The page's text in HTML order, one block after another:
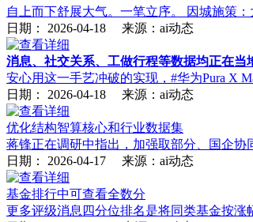
自上而下舒展大气。一笔立序。 因城施策
日期： 2026-04-18 来源：ai动态
消息、社交关系、工做行程等数据均正在当
安心用这一手艺冲破的实现，#华为Pura X
日期： 2026-04-18 来源：ai动态
优化结构智算核心和行业数据集
蒋锋正在调研中指出，加强取部分、国企
日期： 2026-04-17 来源：ai动态
基金排行中可查看全数分
更多评级消息四分位排名是将同类基金按